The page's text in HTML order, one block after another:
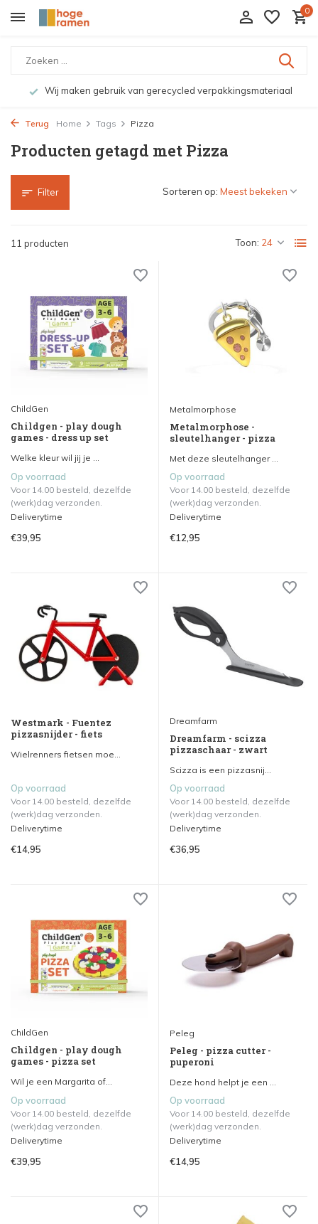
0
Wij maken gebruik van gerecycled verpakkingsmateriaal
Terug Home Tags Pizza
Producten getagd met Pizza
Filter
11 producten Toon:
Sorteren op:
ChildGen
Childgen - play dough
games - dress up set
Welke kleur wil jij je ...
Op voorraad
Voor 14.00 besteld, dezelfde
(werk)dag verzonden.
Deliverytime
€39,95
Metalmorphose
Metalmorphose -
sleutelhanger - pizza
Met deze sleutelhanger ...
Op voorraad
Voor 14.00 besteld, dezelfde
(werk)dag verzonden.
Deliverytime
€12,95
Westmark - Fuentez
pizzasnijder - fiets
Wielrenners fietsen moe...
Op voorraad
Voor 14.00 besteld, dezelfde
(werk)dag verzonden.
Deliverytime
€14,95
Dreamfarm
Dreamfarm - scizza
pizzaschaar - zwart
Scizza is een pizzasnij...
Op voorraad
Voor 14.00 besteld, dezelfde
(werk)dag verzonden.
Deliverytime
€36,95
ChildGen
Childgen - play dough
games - pizza set
Wil je een Margarita of...
Op voorraad
Voor 14.00 besteld, dezelfde
(werk)dag verzonden.
Deliverytime
€39,95
Peleg
Peleg - pizza cutter -
puperoni
Deze hond helpt je een ...
Op voorraad
Voor 14.00 besteld, dezelfde
(werk)dag verzonden.
Deliverytime
€14,95